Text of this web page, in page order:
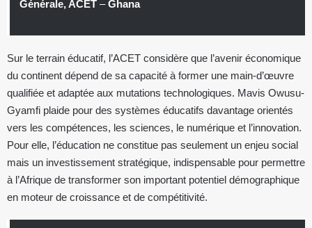
Générale, ACET–Ghana
Sur le terrain éducatif, l’ACET considère que l’avenir économique
du continent dépend de sa capacité à former une main-d’œuvre
qualifiée et adaptée aux mutations technologiques. Mavis Owusu-
Gyamfi plaide pour des systèmes éducatifs davantage orientés
vers les compétences, les sciences, le numérique et l’innovation.
Pour elle, l’éducation ne constitue pas seulement un enjeu social
mais un investissement stratégique, indispensable pour permettre
à l’Afrique de transformer son important potentiel démographique
en moteur de croissance et de compétitivité.